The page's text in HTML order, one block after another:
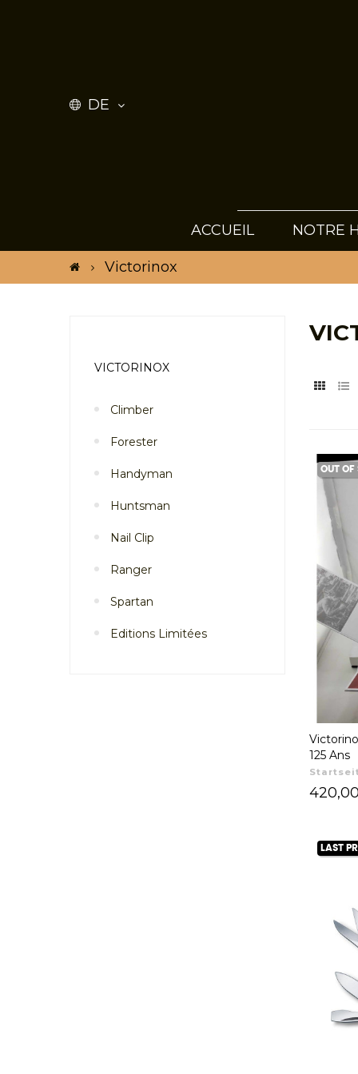
DE
ACCUEIL NOTRE
Victorinox
VICTORINOX
Climber
Forester
Handyman
Huntsman
Nail Clip
Ranger
Spartan
Editions Limitées
OUT OF
125 Ans
Preis
LAST